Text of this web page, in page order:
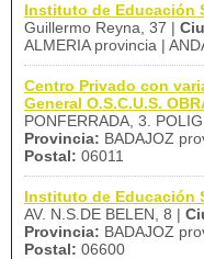
Instituto de Educación
Guillermo Reyna, 37 |
ALMERIA provincia |
Centro Privado con
General O.S.C.U.S.
PONFERRADA, 3.
Provincia: BADAJOZ
Postal: 06011
Instituto de Educación
AV. N.S.DE BELEN, 8 |
Provincia: BADAJOZ
Postal: 06600